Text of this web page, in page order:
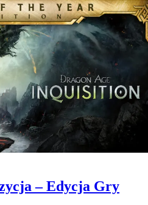
– Edycja Gry